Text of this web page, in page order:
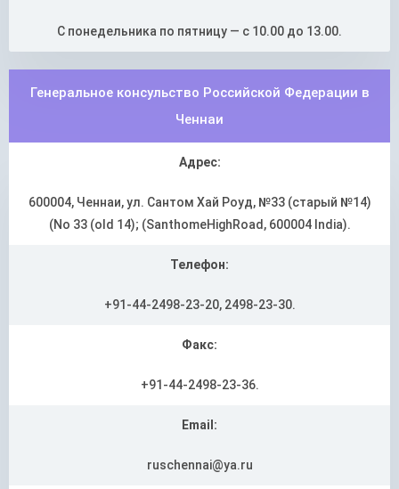
С понедельника по пятницу — с 10.00 до 13.00.
Генеральное консульство Российской Федерации в
Ченнаи
Адрес:
600004, Ченнаи, ул. Сантом Хай Роуд, №33 (старый №14)
(No 33 (old 14); (SanthomeHighRoad, 600004 India).
Телефон:
+91-44-2498-23-20, 2498-23-30.
Факс:
+91-44-2498-23-36.
Email:
ruschennai@ya.ru